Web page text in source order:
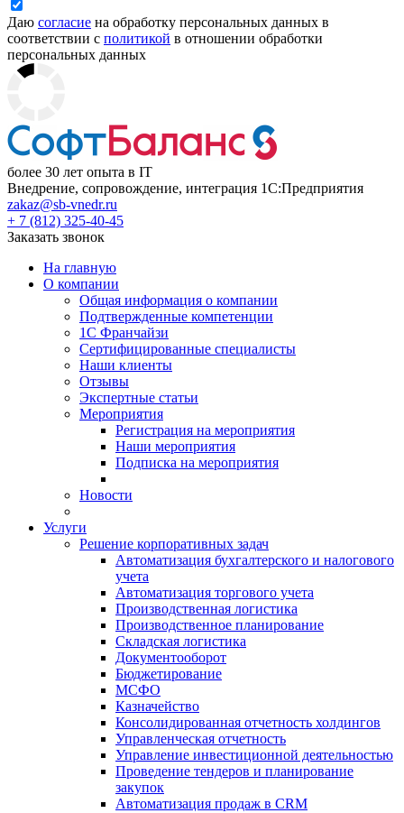
Даю согласие на обработку персональных данных в
соответствии с политикой в отношении обработки
персональных данных
более 30 лет опыта в IT
Внедрение, сопровождение, интеграция 1С:Предприятия
zakaz@sb-vnedr.ru
+ 7 (812) 325-40-45
Заказать звонок
На главную
О компании
Общая информация о компании
Подтвержденные компетенции
1С Франчайзи
Сертифицированные специалисты
Наши клиенты
Отзывы
Экспертные статьи
Мероприятия
Регистрация на мероприятия
Наши мероприятия
Подписка на мероприятия
Новости
Услуги
Решение корпоративных задач
Автоматизация бухгалтерского и налогового
учета
Автоматизация торгового учета
Производственная логистика
Производственное планирование
Складская логистика
Документооборот
Бюджетирование
МСФО
Казначейство
Консолидированная отчетность холдингов
Управленческая отчетность
Управление инвестиционной деятельностью
Проведение тендеров и планирование
закупок
Автоматизация продаж в CRM